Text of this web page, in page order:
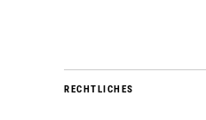
RECHTLICHES